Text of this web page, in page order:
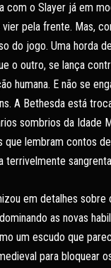
com o Slayer já em
pela frente. Mas,
do jogo. Uma horda
o outro, se lança
humana. E não se
A Bethesda está
sombrios da Idade
que lembram contos
terrivelmente
em detalhes sobre
as novas
um escudo que
para bloquear